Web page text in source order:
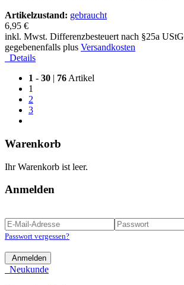
Artikelzustand: gebraucht
6,95 €
inkl. Mwst. Differenzbesteuert nach §25a UStG
gegebenenfalls plus Versandkosten
Details
1 - 30 | 76 Artikel
1
2
3
Warenkorb
Ihr Warenkorb ist leer.
Anmelden
Passwort vergessen?
Anmelden
Neukunde